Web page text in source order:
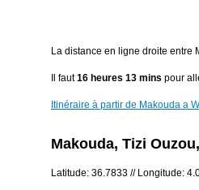
La distance en ligne droite entre
Il faut16 heures 13 mins pour
Itinéraire à partir de Makouda a
Makouda, Tizi
Latitude: 36.7833 // Longitude: